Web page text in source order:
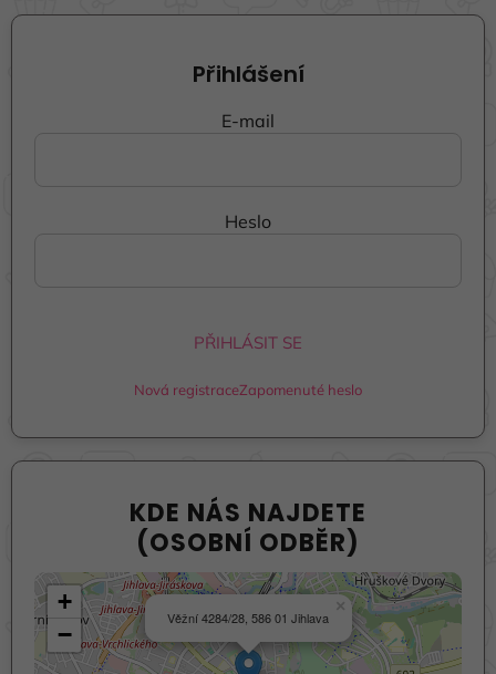
Přihlášení
E-mail
Heslo
PŘIHLÁSIT SE
Nová registraceZapomenuté heslo
KDE NÁS NAJDETE
(OSOBNÍ ODBĚR)
Věžní 4284/28, 586 01 Jihlava
×
+
−